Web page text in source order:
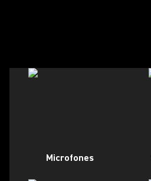
Microfones